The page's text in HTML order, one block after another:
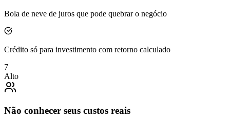
Bola de neve de juros que pode quebrar o negócio
Crédito só para investimento com retorno calculado
7
Alto
Não conhecer seus custos reais